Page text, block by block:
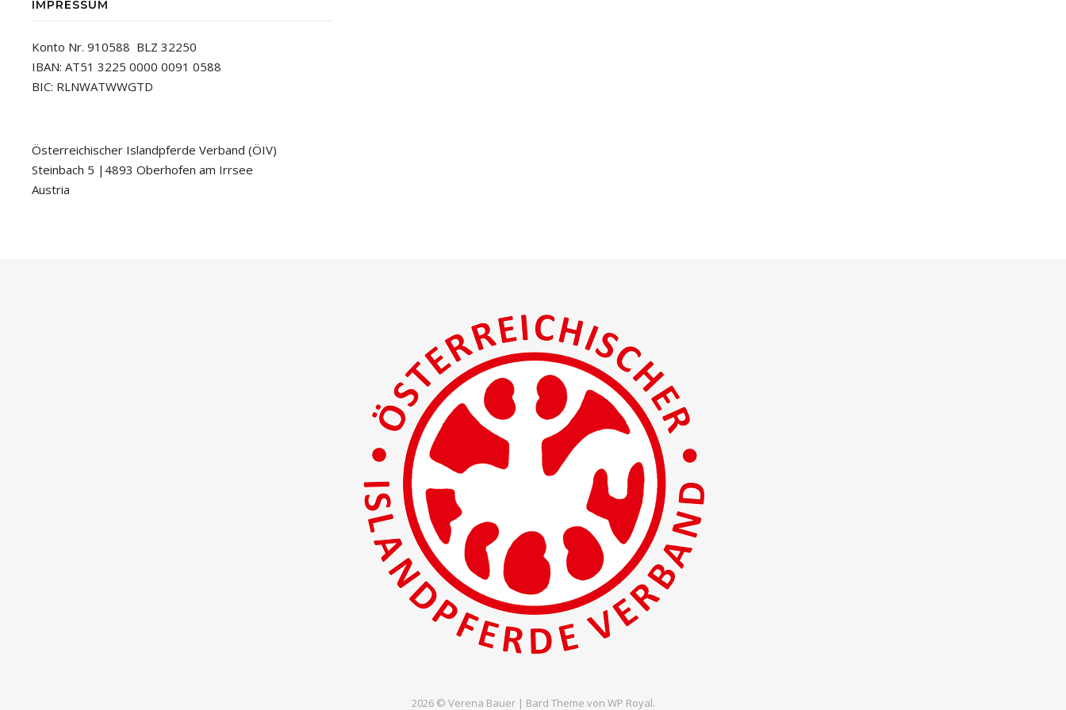
IMPRESSUM
Konto Nr. 910588 BLZ 32250
IBAN: AT51 3225 0000 0091 0588
BIC: RLNWATWWGTD
Österreichischer Islandpferde Verband (ÖIV)
Steinbach 5 |4893 Oberhofen am Irrsee
Austria
2026 © Verena Bauer | Bard Theme von WP Royal.